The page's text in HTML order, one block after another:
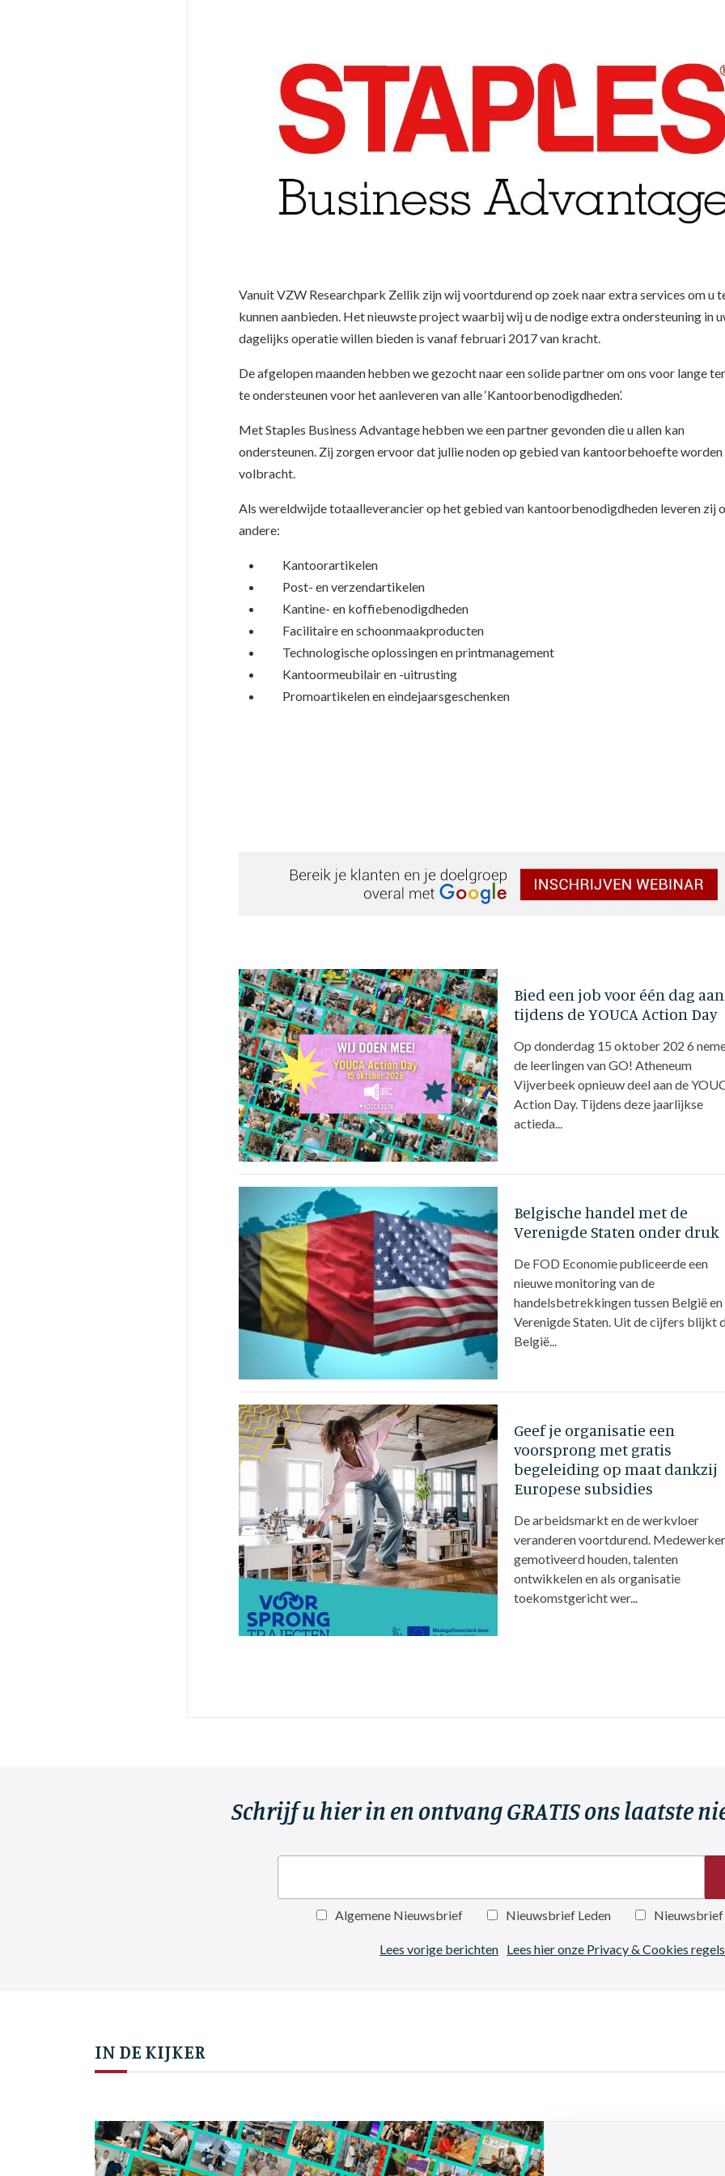
Vanuit VZW Researchpark Zellik zijn wij voortdurend op zoek naar extra services om u
kunnen aanbieden. Het nieuwste project waarbij wij u de nodige extra ondersteuning in
dagelijks operatie willen bieden is vanaf februari 2017 van kracht.
De afgelopen maanden hebben we gezocht naar een solide partner om ons voor lange
te ondersteunen voor het aanleveren van alle ‘Kantoorbenodigdheden’.
Met Staples Business Advantage hebben we een partner gevonden die u allen kan
ondersteunen. Zij zorgen ervoor dat jullie noden op gebied van kantoorbehoefte worden
volbracht.
Als wereldwijde totaalleverancier op het gebied van kantoorbenodigdheden leveren zij
andere:
Kantoorartikelen
Post- en verzendartikelen
Kantine- en koffiebenodigdheden
Facilitaire en schoonmaakproducten
Technologische oplossingen en printmanagement
Kantoormeubilair en -uitrusting
Promoartikelen en eindejaarsgeschenken
Bied een job voor één dag aan
tijdens de YOUCA Action Day
Op donderdag 15 oktober 202 6
de leerlingen van GO! Atheneum
Vijverbeek opnieuw deel aan de
Action Day. Tijdens deze jaarlijkse
actieda...
Belgische handel met de
Verenigde Staten onder druk
De FOD Economie publiceerde een
nieuwe monitoring van de
handelsbetrekkingen tussen België en
Verenigde Staten. Uit de cijfers blijkt
België...
Geef je organisatie een
voorsprong met gratis
begeleiding op maat dankzij
Europese subsidies
De arbeidsmarkt en de werkvloer
veranderen voortdurend.
gemotiveerd houden, talenten
ontwikkelen en als organisatie
toekomstgericht wer...
Schrijf u hier in en ontvang GRATIS ons laatste
Algemene Nieuwsbrief Nieuwsbrief Leden
Lees vorige berichten Lees hier onze Privacy & Cookies regels
IN DE KIJKER